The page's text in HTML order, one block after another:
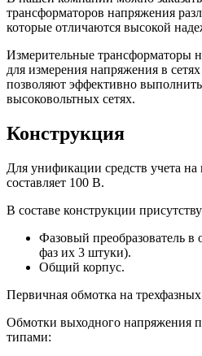
трансформаторов напряжения
которые отличаются высокой
Измерительные трансформаторы
для измерения напряжения в
позволяют эффективно
высоковольтных сетях.
Конструкция
Для унификации средств учета на
составляет 100 В.
В составе конструкции
Фазовый преобразователь в
фаз их 3 штуки).
Общий корпус.
Первичная обмотка на
Обмотки выходного напряжения
типами: